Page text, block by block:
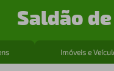
Saldão
Imóveis e